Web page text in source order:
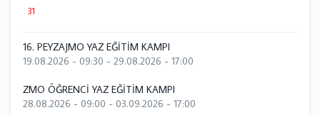
31
16. PEYZAJMO YAZ EĞİTİM KAMPI
19.08.2026 - 09:30 - 29.08.2026 - 17:00
ZMO ÖĞRENCİ YAZ EĞİTİM KAMPI
28.08.2026 - 09:00 - 03.09.2026 - 17:00